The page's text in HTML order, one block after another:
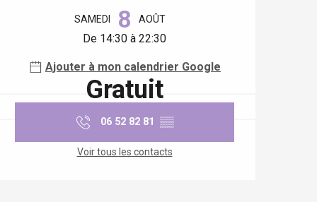
SAMEDI 8 AOÛT
De 14:30 à 22:30
Ajouter à mon calendrier Google
Gratuit
06 52 82 81 ▒▒
Voir tous les contacts